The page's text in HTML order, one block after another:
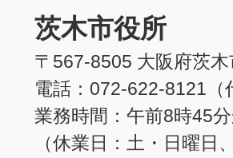
茨木市役所
〒567-8505 大阪府茨
電話：072-622-8121（
業務時間：午前8時45
（休業日：土・日曜